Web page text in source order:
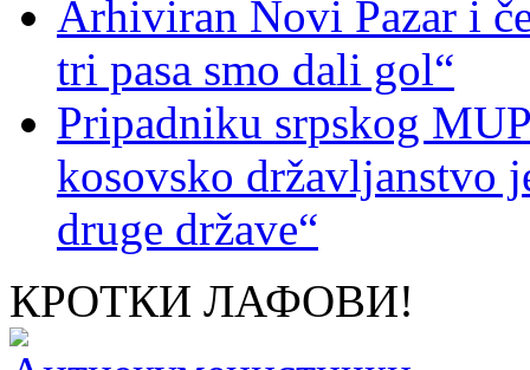
Arhiviran Novi Pazar i
tri pasa smo dali gol“
Pripadniku srpskog
kosovsko državljanstvo
druge države“
КРОТКИ ЛАФОВИ!